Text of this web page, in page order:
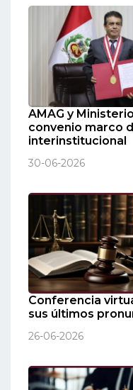
AMAG y
convenio marco
interinstitucional
30-06-2026
Conferencia
sus últimos
26-06-2026